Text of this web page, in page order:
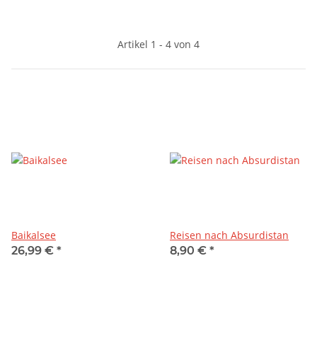
Artikel 1 - 4 von 4
Baikalsee
26,99 € *
Reisen nach Absurdistan
8,90 € *